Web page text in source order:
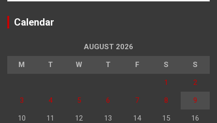
Calendar
AUGUST 2026
M T W T F S S
1 2
3 4 5 6 7 8 9
10 11 12 13 14 15 16